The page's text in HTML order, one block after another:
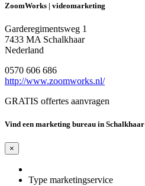
ZoomWorks | videomarketing
Garderegimentsweg 1
7433 MA Schalkhaar
Nederland
0570 606 686
http://www.zoomworks.nl/
GRATIS offertes aanvragen
Vind een marketing bureau in Schalkhaar
×
Type marketingservice